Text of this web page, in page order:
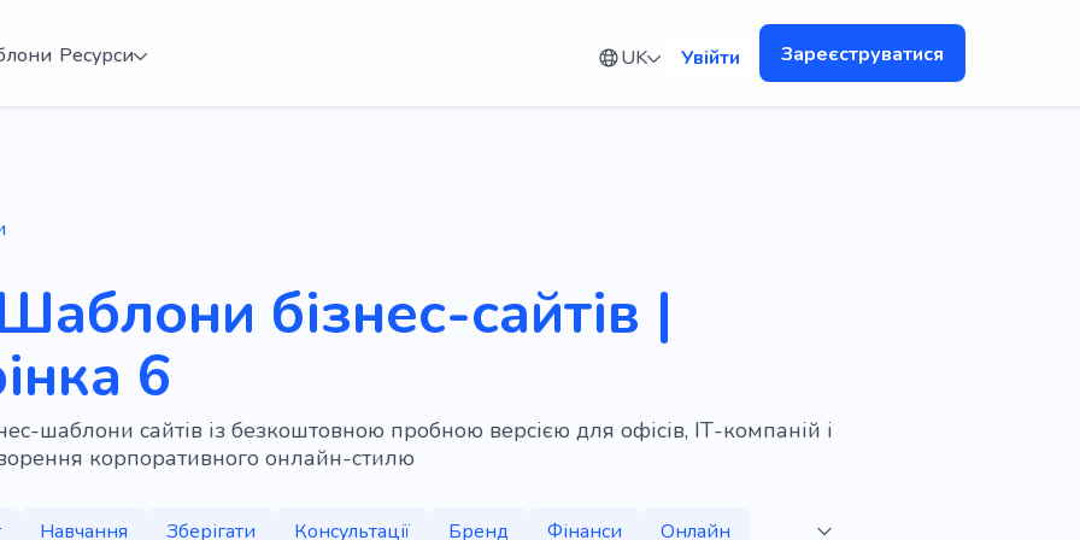
Ресурси UK Увійти Зареєструватися
бізнес-сайтів |
6
шаблони сайтів із безкоштовною пробною версією для офісів, ІТ-компаній і
корпоративного онлайн-стилю
Навчання Зберігати Консультації Бренд Фінанси
Онлайн